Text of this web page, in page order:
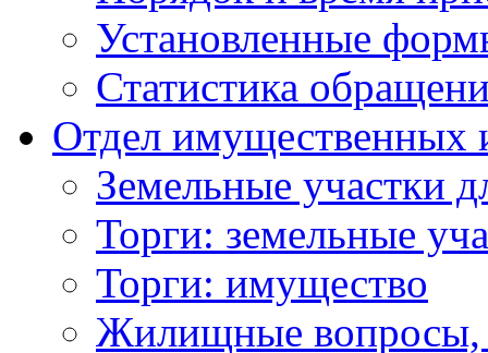
Установленные
Статистика
Отдел имущественных
Земельные участки
Торги: земельные
Торги: имущество
Жилищные вопросы,